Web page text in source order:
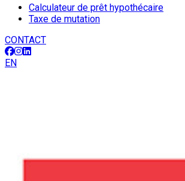
Calculateur de prêt hypothécaire
Taxe de mutation
CONTACT
EN